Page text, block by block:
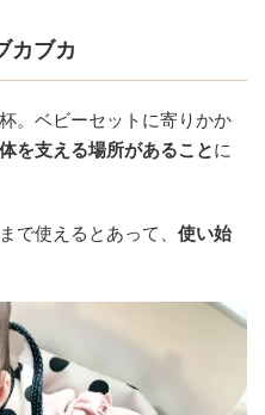
カブカ
。ベビーセットに寄りかか
を支える場所があることに
で使えるとあって、 使い始